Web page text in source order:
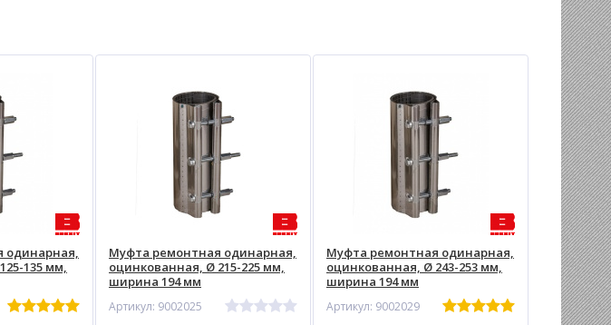
одинарная,
135 мм,
Муфта ремонтная одинарная,
оцинкованная, Ø 215-225 мм,
ширина 194 мм
Артикул: 9002025
Муфта ремонтная одинарная,
оцинкованная, Ø 243-253 мм,
ширина 194 мм
Артикул: 9002029